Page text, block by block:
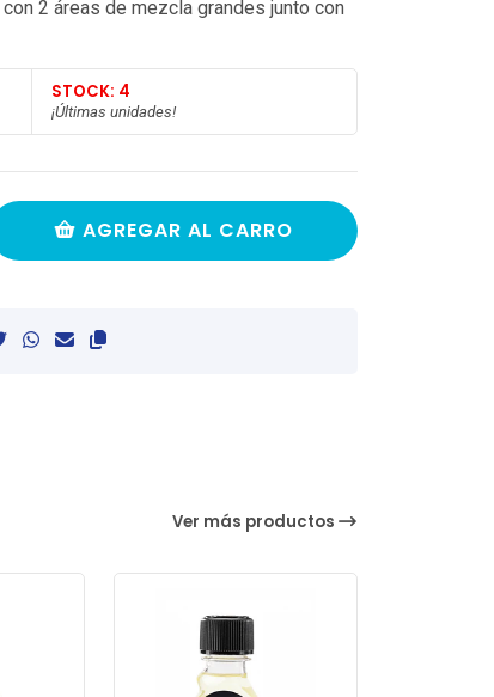
2 áreas de mezcla grandes junto con
STOCK: 4
¡Últimas unidades!
AGREGAR AL CARRO
Ver más productos